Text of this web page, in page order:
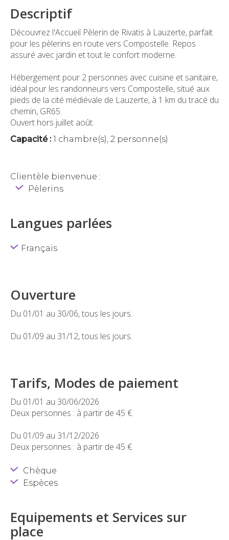
Descriptif
Découvrez l'Accueil Pèlerin de Rivatis à Lauzerte, parfait
pour les pèlerins en route vers Compostelle. Repos
assuré avec jardin et tout le confort moderne.
Hébergement pour 2 personnes avec cuisine et sanitaire,
idéal pour les randonneurs vers Compostelle, situé aux
pieds de la cité médiévale de Lauzerte, à 1 km du tracé du
chemin, GR65.
Ouvert hors juillet août.
Capacité :1 chambre(s), 2 personne(s)
Clientèle bienvenue :
Pèlerins
Langues parlées
Français
Ouverture
Du 01/01 au 30/06, tous les jours.
Du 01/09 au 31/12, tous les jours.
Tarifs, Modes de paiement
Du 01/01 au 30/06/2026
Deux personnes : à partir de 45 €.
Du 01/09 au 31/12/2026
Deux personnes : à partir de 45 €.
Chèque
Espèces
Equipements et Services sur
place